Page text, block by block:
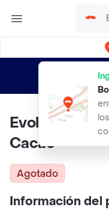
envíos
Evok
Cacao
Agotado
Información del